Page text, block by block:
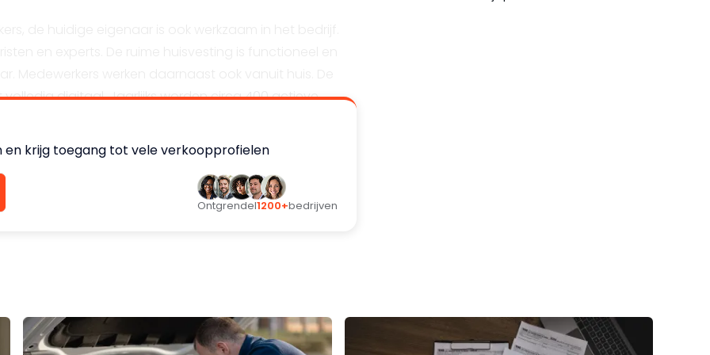
digitaal. Jaarlijks worden circa 400 actieve
blijkt uit zeer goede meetbare reviews.
en buiten het huidige Nederlandse werkgebied. De
winstgevendheid. Ter overname wordt 100% van
laat groeien. De huidige eigenaar nadert de
bedrijfsoverdracht wat rustiger aan gaan
en krijg toegang tot vele verkoopprofielen
Ontgrendel1200+bedrijven